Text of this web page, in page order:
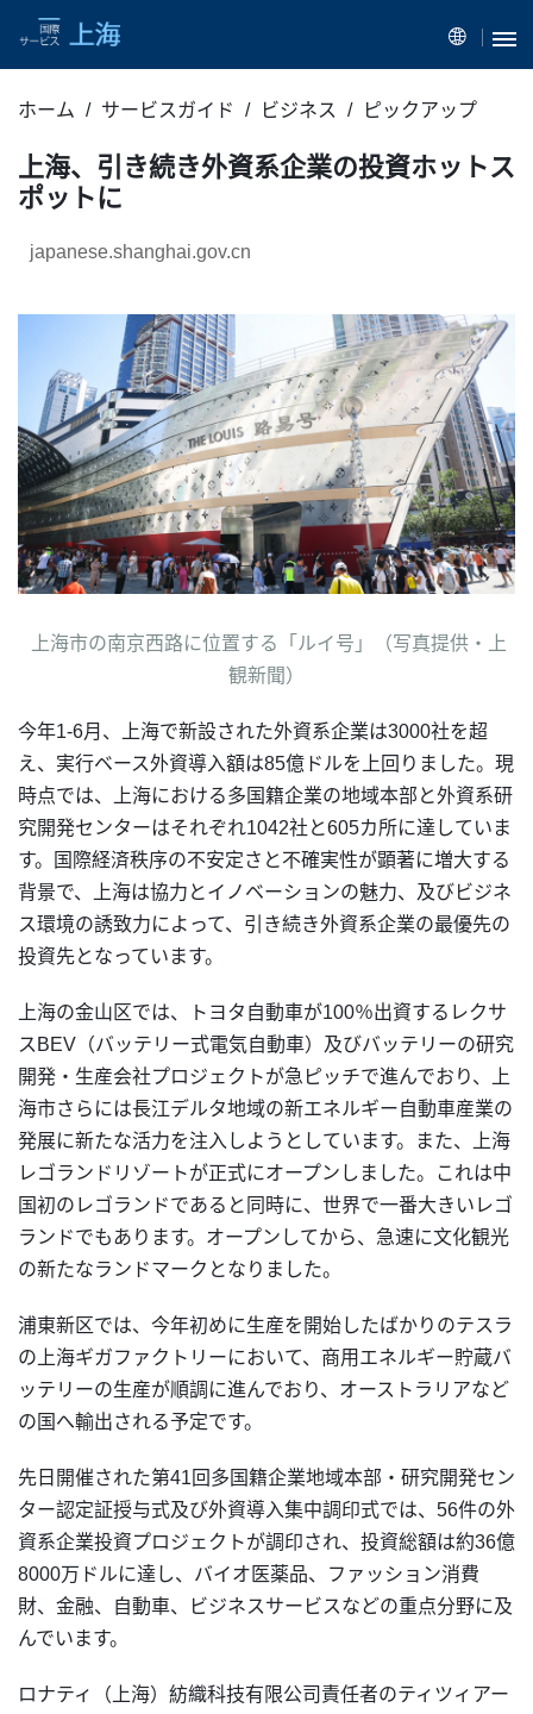
ホーム サービスガイド ビジネス ピックアップ
上海、引き続き外資系企業の投資ホットス
ポットに
japanese.shanghai.gov.cn
上海市の南京西路に位置する「ルイ号」（写真提供・上
観新聞）
今年1-6月、上海で新設された外資系企業は3000社を超
え、実行ベース外資導入額は85億ドルを上回りました。現
時点では、上海における多国籍企業の地域本部と外資系研
究開発センターはそれぞれ1042社と605カ所に達していま
す。国際経済秩序の不安定さと不確実性が顕著に増大する
背景で、上海は協力とイノベーションの魅力、及びビジネ
ス環境の誘致力によって、引き続き外資系企業の最優先の
投資先となっています。
上海の金山区では、トヨタ自動車が100％出資するレクサ
スBEV（バッテリー式電気自動車）及びバッテリーの研究
開発・生産会社プロジェクトが急ピッチで進んでおり、上
海市さらには長江デルタ地域の新エネルギー自動車産業の
発展に新たな活力を注入しようとしています。また、上海
レゴランドリゾートが正式にオープンしました。これは中
国初のレゴランドであると同時に、世界で一番大きいレゴ
ランドでもあります。オープンしてから、急速に文化観光
の新たなランドマークとなりました。
浦東新区では、今年初めに生産を開始したばかりのテスラ
の上海ギガファクトリーにおいて、商用エネルギー貯蔵バ
ッテリーの生産が順調に進んでおり、オーストラリアなど
の国へ輸出される予定です。
先日開催された第41回多国籍企業地域本部・研究開発セン
ター認定証授与式及び外資導入集中調印式では、56件の外
資系企業投資プロジェクトが調印され、投資総額は約36億
8000万ドルに達し、バイオ医薬品、ファッション消費
財、金融、自動車、ビジネスサービスなどの重点分野に及
んでいます。
ロナティ（上海）紡織科技有限公司責任者のティツィアー